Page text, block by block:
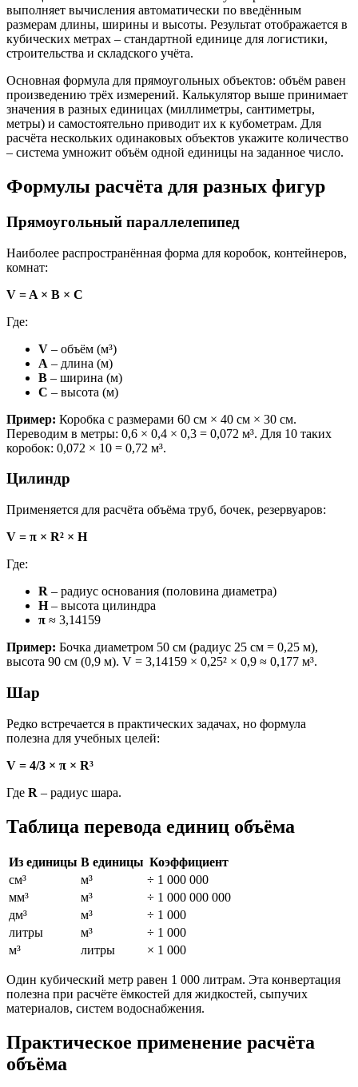
выполняет вычисления автоматически по введённым
размерам длины, ширины и высоты. Результат отображается в
кубических метрах – стандартной единице для логистики,
строительства и складского учёта.
Основная формула для прямоугольных объектов: объём равен
произведению трёх измерений. Калькулятор выше принимает
значения в разных единицах (миллиметры, сантиметры,
метры) и самостоятельно приводит их к кубометрам. Для
расчёта нескольких одинаковых объектов укажите количество
– система умножит объём одной единицы на заданное число.
Формулы расчёта для разных фигур
Прямоугольный параллелепипед
Наиболее распространённая форма для коробок, контейнеров,
комнат:
V = A × B × C
Где:
V – объём (м³)
A – длина (м)
B – ширина (м)
C – высота (м)
Пример: Коробка с размерами 60 см × 40 см × 30 см.
Переводим в метры: 0,6 × 0,4 × 0,3 = 0,072 м³. Для 10 таких
коробок: 0,072 × 10 = 0,72 м³.
Цилиндр
Применяется для расчёта объёма труб, бочек, резервуаров:
V = π × R² × H
Где:
R – радиус основания (половина диаметра)
H– высота цилиндра
π ≈ 3,14159
Пример: Бочка диаметром 50 см (радиус 25 см = 0,25 м),
высота 90 см (0,9 м). V = 3,14159 × 0,25² × 0,9 ≈ 0,177 м³.
Шар
Редко встречается в практических задачах, но формула
полезна для учебных целей:
V = 4/3 × π × R³
Где R – радиус шара.
Таблица перевода единиц объёма
Из единицы В единицы Коэффициент
см³
м³
÷ 1 000 000
мм³
м³
÷ 1 000 000 000
дм³
м³
÷ 1 000
литры
м³
÷ 1 000
м³
литры × 1 000
Один кубический метр равен 1 000 литрам. Эта конвертация
полезна при расчёте ёмкостей для жидкостей, сыпучих
материалов, систем водоснабжения.
Практическое применение расчёта
объёма